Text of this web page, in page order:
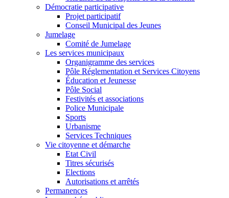
Démocratie participative
Projet participatif
Conseil Municipal des Jeunes
Jumelage
Comité de Jumelage
Les services municipaux
Organigramme des services
Pôle Réglementation et Services Citoyens
Éducation et Jeunesse
Pôle Social
Festivités et associations
Police Municipale
Sports
Urbanisme
Services Techniques
Vie citoyenne et démarche
Etat Civil
Titres sécurisés
Elections
Autorisations et arrêtés
Permanences